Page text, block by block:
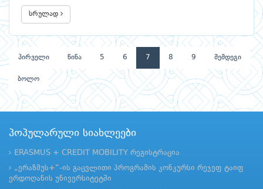
სრულად
პირველი წინა 5 6 7 8 9 შემდეგი
ბოლო
პოპულარული სიახლეები
ERASMUS + CREDIT MOBILITY რეგისტრაცია
„ერაზმუს+“-ის გაცვლითი პროგრამის კონკურსი რეჯეფ ტაიფ
ერდოღანის უნივერსიტეტში